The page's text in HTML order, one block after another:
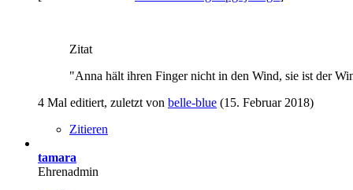
Zitat
"Anna hält ihren Finger nicht in den Wind, sie ist der
4 Mal editiert, zuletzt von belle-blue (15. Februar 2018)
Zitieren
tamara
Ehrenadmin